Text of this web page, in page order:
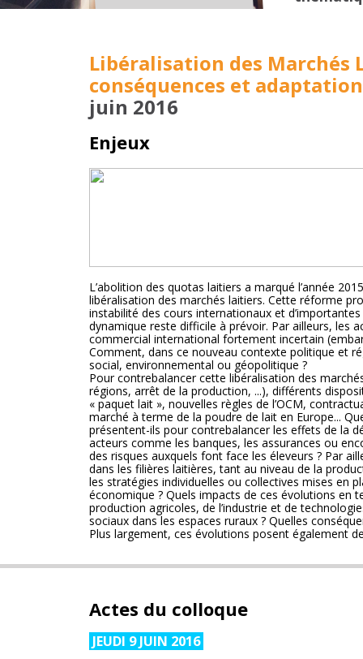
Libéralisation des
conséquences et
juin 2016
Enjeux
L’abolition des quotas laitiers a marqué l’année
libéralisation des marchés laitiers. Cette réforme
instabilité des cours internationaux et
dynamique reste difficile à prévoir. Par ailleurs, les
commercial international fortement incertain
Comment, dans ce nouveau contexte politique et
social, environnemental ou géopolitique ?
Pour contrebalancer cette libéralisation des
régions, arrêt de la production, ...), différents
« paquet lait », nouvelles règles de l’OCM,
marché à terme de la poudre de lait en Europe...
présentent-ils pour contrebalancer les effets de la
acteurs comme les banques, les assurances ou
des risques auxquels font face les éleveurs ? Par
dans les filières laitières, tant au niveau de la
les stratégies individuelles ou collectives mises en
économique ? Quels impacts de ces évolutions en
production agricoles, de l’industrie et de
sociaux dans les espaces ruraux ? Quelles
Plus largement, ces évolutions posent également
Actes du colloque
JEUDI 9 JUIN 2016